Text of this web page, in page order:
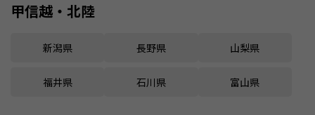
甲信越・北陸
新潟県 長野県 山梨県
福井県 石川県 富山県